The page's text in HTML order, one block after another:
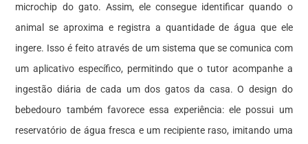
microchip do gato. Assim, ele consegue identificar quando o
animal se aproxima e registra a quantidade de água que ele
ingere. Isso é feito através de um sistema que se comunica com
um aplicativo específico, permitindo que o tutor acompanhe a
ingestão diária de cada um dos gatos da casa. O design do
bebedouro também favorece essa experiência: ele possui um
reservatório de água fresca e um recipiente raso, imitando uma